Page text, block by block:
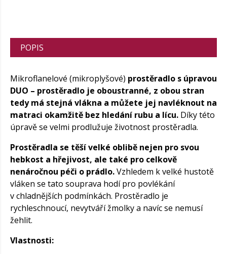
POPIS
Mikroflanelové (mikroplyšové) prostěradlo s úpravou
DUO – prostěradlo je oboustranné, z obou stran
tedy má stejná vlákna a můžete jej navléknout na
matraci okamžitě bez hledání rubu a lícu. Díky této
úpravě se velmi prodlužuje životnost prostěradla.
Prostěradla se těší velké oblibě nejen pro svou
hebkost a hřejivost, ale také pro celkově
nenáročnou péči o prádlo.Vzhledem k velké hustotě
vláken se tato souprava hodí pro povlékání
v chladnějších podmínkách. Prostěradlo je
rychleschnoucí, nevytváří žmolky a navíc se nemusí
žehlit.
Vlastnosti: